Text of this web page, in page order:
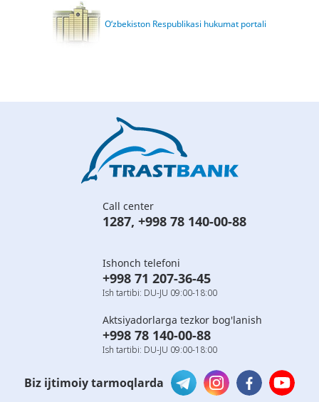
O‘zbekiston Respublikasi hukumat portali
Call center
1287, +998 78 140-00-88
Ishonch telefoni
+998 71 207-36-45
Ish tartibi: DU-JU 09:00-18:00
Aktsiyadorlarga tezkor bog'lanish
+998 78 140-00-88
Ish tartibi: DU-JU 09:00-18:00
Biz ijtimoiy tarmoqlarda